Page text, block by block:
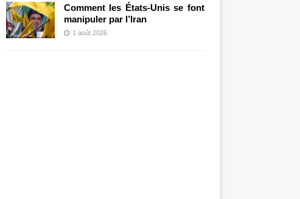
Comment les États-Unis se font
manipuler par l’Iran
1 août 2026